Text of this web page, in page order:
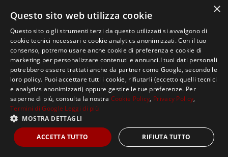
Copyright ©2021, MASTERX Tutti i diritti riservati.
×
Questo sito web utilizza cookie
Questo sito o gli strumenti terzi da questo utilizzati si avvalgono di
cookie tecnici necessari e cookie analytics anonimizzati. Con il tuo
consenso, potremo usare anche cookie di preferenza e cookie di
marketing per personalizzare contenuti e annunci.I tuoi dati personali
potrebbero essere trattati anche da partner come Google, secondo le
loro policy. Puoi accettare tutti i cookie, rifiutarli (eccetto quelli tecnici
e analytics anonimizzati) oppure gestire le tue preferenze. Per
saperne di più, consulta la nostra Cookie Policy, Privacy Policy,
Termini di Google Leggi di più
MOSTRA DETTAGLI
ACCETTA TUTTO RIFIUTA TUTTO